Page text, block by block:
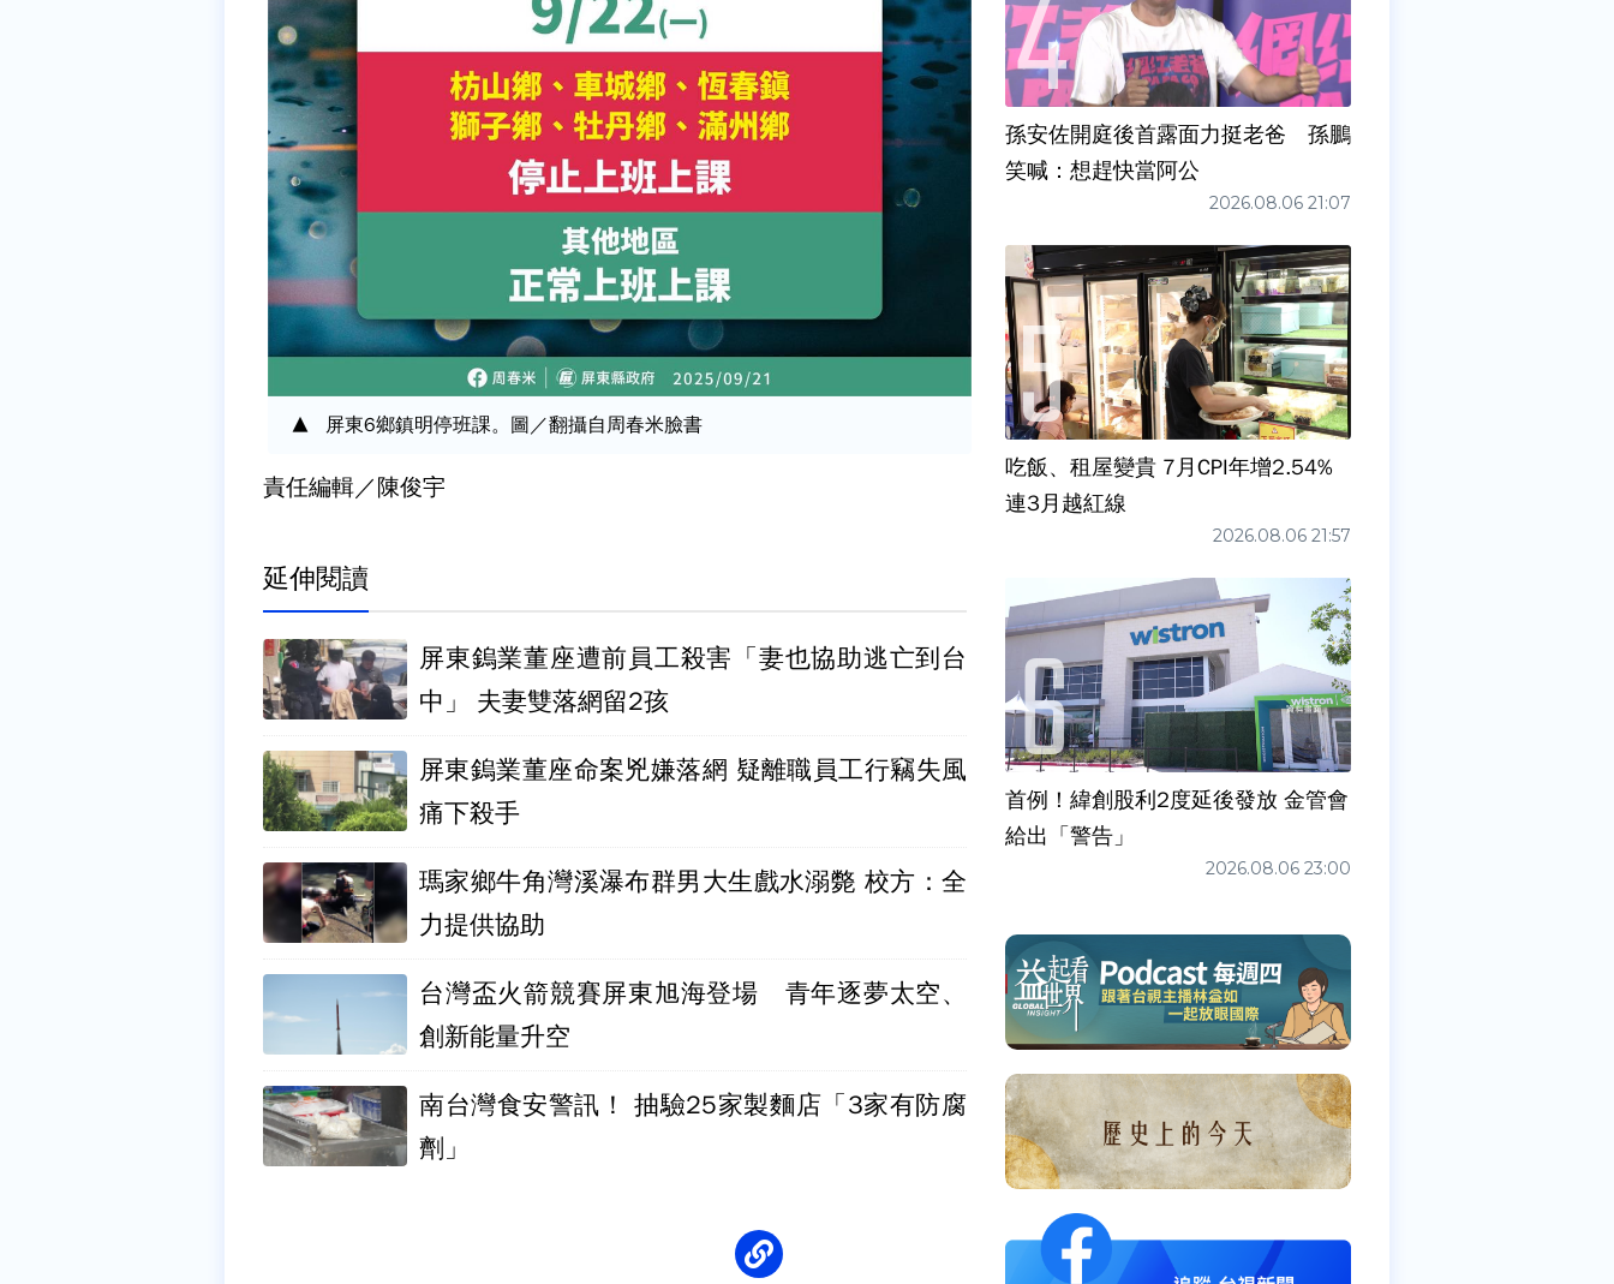
屏東6鄉鎮明停班課。圖／翻攝自周春米臉書
責任編輯／陳俊宇
延伸閱讀
屏東鎢業董座遭前員工殺害「妻也協助逃亡到台
中」 夫妻雙落網留2孩
屏東鎢業董座命案兇嫌落網 疑離職員工行竊失風
痛下殺手
瑪家鄉牛角灣溪瀑布群男大生戲水溺斃 校方：全
力提供協助
台灣盃火箭競賽屏東旭海登場 青年逐夢太空、
創新能量升空
南台灣食安警訊！ 抽驗25家製麵店「3家有防腐
劑」
孫安佐開庭後首露面力挺老爸 孫鵬
笑喊：想趕快當阿公
2026.08.06 21:07
吃飯、租屋變貴 7月CPI年增2.54%
連3月越紅線
2026.08.06 21:57
首例！緯創股利2度延後發放 金管會
給出「警告」
2026.08.06 23:00